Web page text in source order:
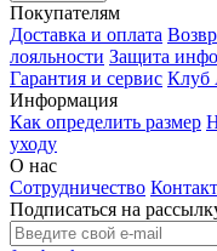
Покупателям
Доставка и оплата
лояльности Защита
Гарантия и сервис Клуб
Информация
Как определить размер
уходу
О нас
Сотрудничество
Подписаться на